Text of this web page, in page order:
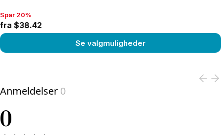
Spar 20%, fra $38.42
Spar 20%
fra $38.42
Se valgmuligheder
Anmeldelser 0
0